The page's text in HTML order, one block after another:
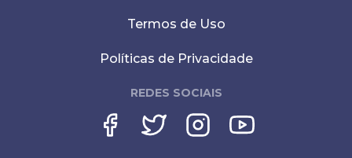
Termos de Uso
Políticas de Privacidade
REDES SOCIAIS